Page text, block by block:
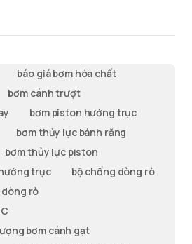
báo giá bơm hóa chất
bơm cánh trượt
bơm piston hướng trục
bơm thủy lực bánh răng
bơm thủy lực piston
trục
bộ chống dòng rò
dòng rò
bơm cánh gạt